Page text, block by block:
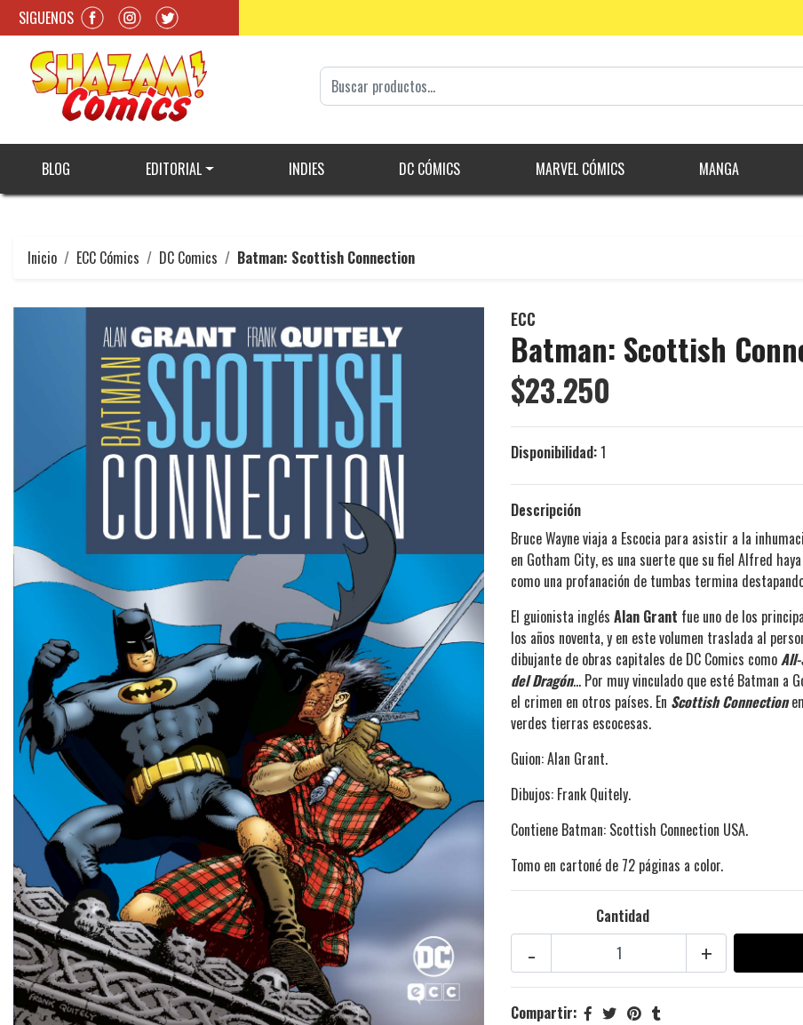
SIGUENOS
BLOG EDITORIAL INDIES DC CÓMICS MARVEL CÓMICS MANGA
Inicio ECC Cómics DC Comics Batman: Scottish Connection
ECC
Batman: Scottish
$23.250
Disponibilidad:1
Descripción
Bruce Wayne viaja a Escocia para asistir a la
en Gotham City, es una suerte que su fiel Alfred
como una profanación de tumbas termina
El guionista inglés Alan Grant fue uno de los
los años noventa, y en este volumen traslada al
dibujante de obras capitales de DC Comics como
del Dragón... Por muy vinculado que esté Batman a
el crimen en otros países. En Scottish Connection
verdes tierras escocesas.
Guion: Alan Grant.
Dibujos: Frank Quitely.
Contiene Batman: Scottish Connection USA.
Tomo en cartoné de 72 páginas a color.
Cantidad
+
-
Compartir: